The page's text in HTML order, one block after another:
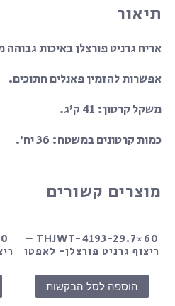
תיאור
אריח גרניט פורצלן באיכות גבוהה
אפשרות להזמין פאנלים חתוכים.
משקל קרטון: 41 ק’ג.
כמות קרטונים במשטח: 36 יח’.
מוצרים קשורים
THJWT-4193-29.7×60 –
ריצוף גרניט פורצלן- לאפטו
הוספה לסל הבקשות